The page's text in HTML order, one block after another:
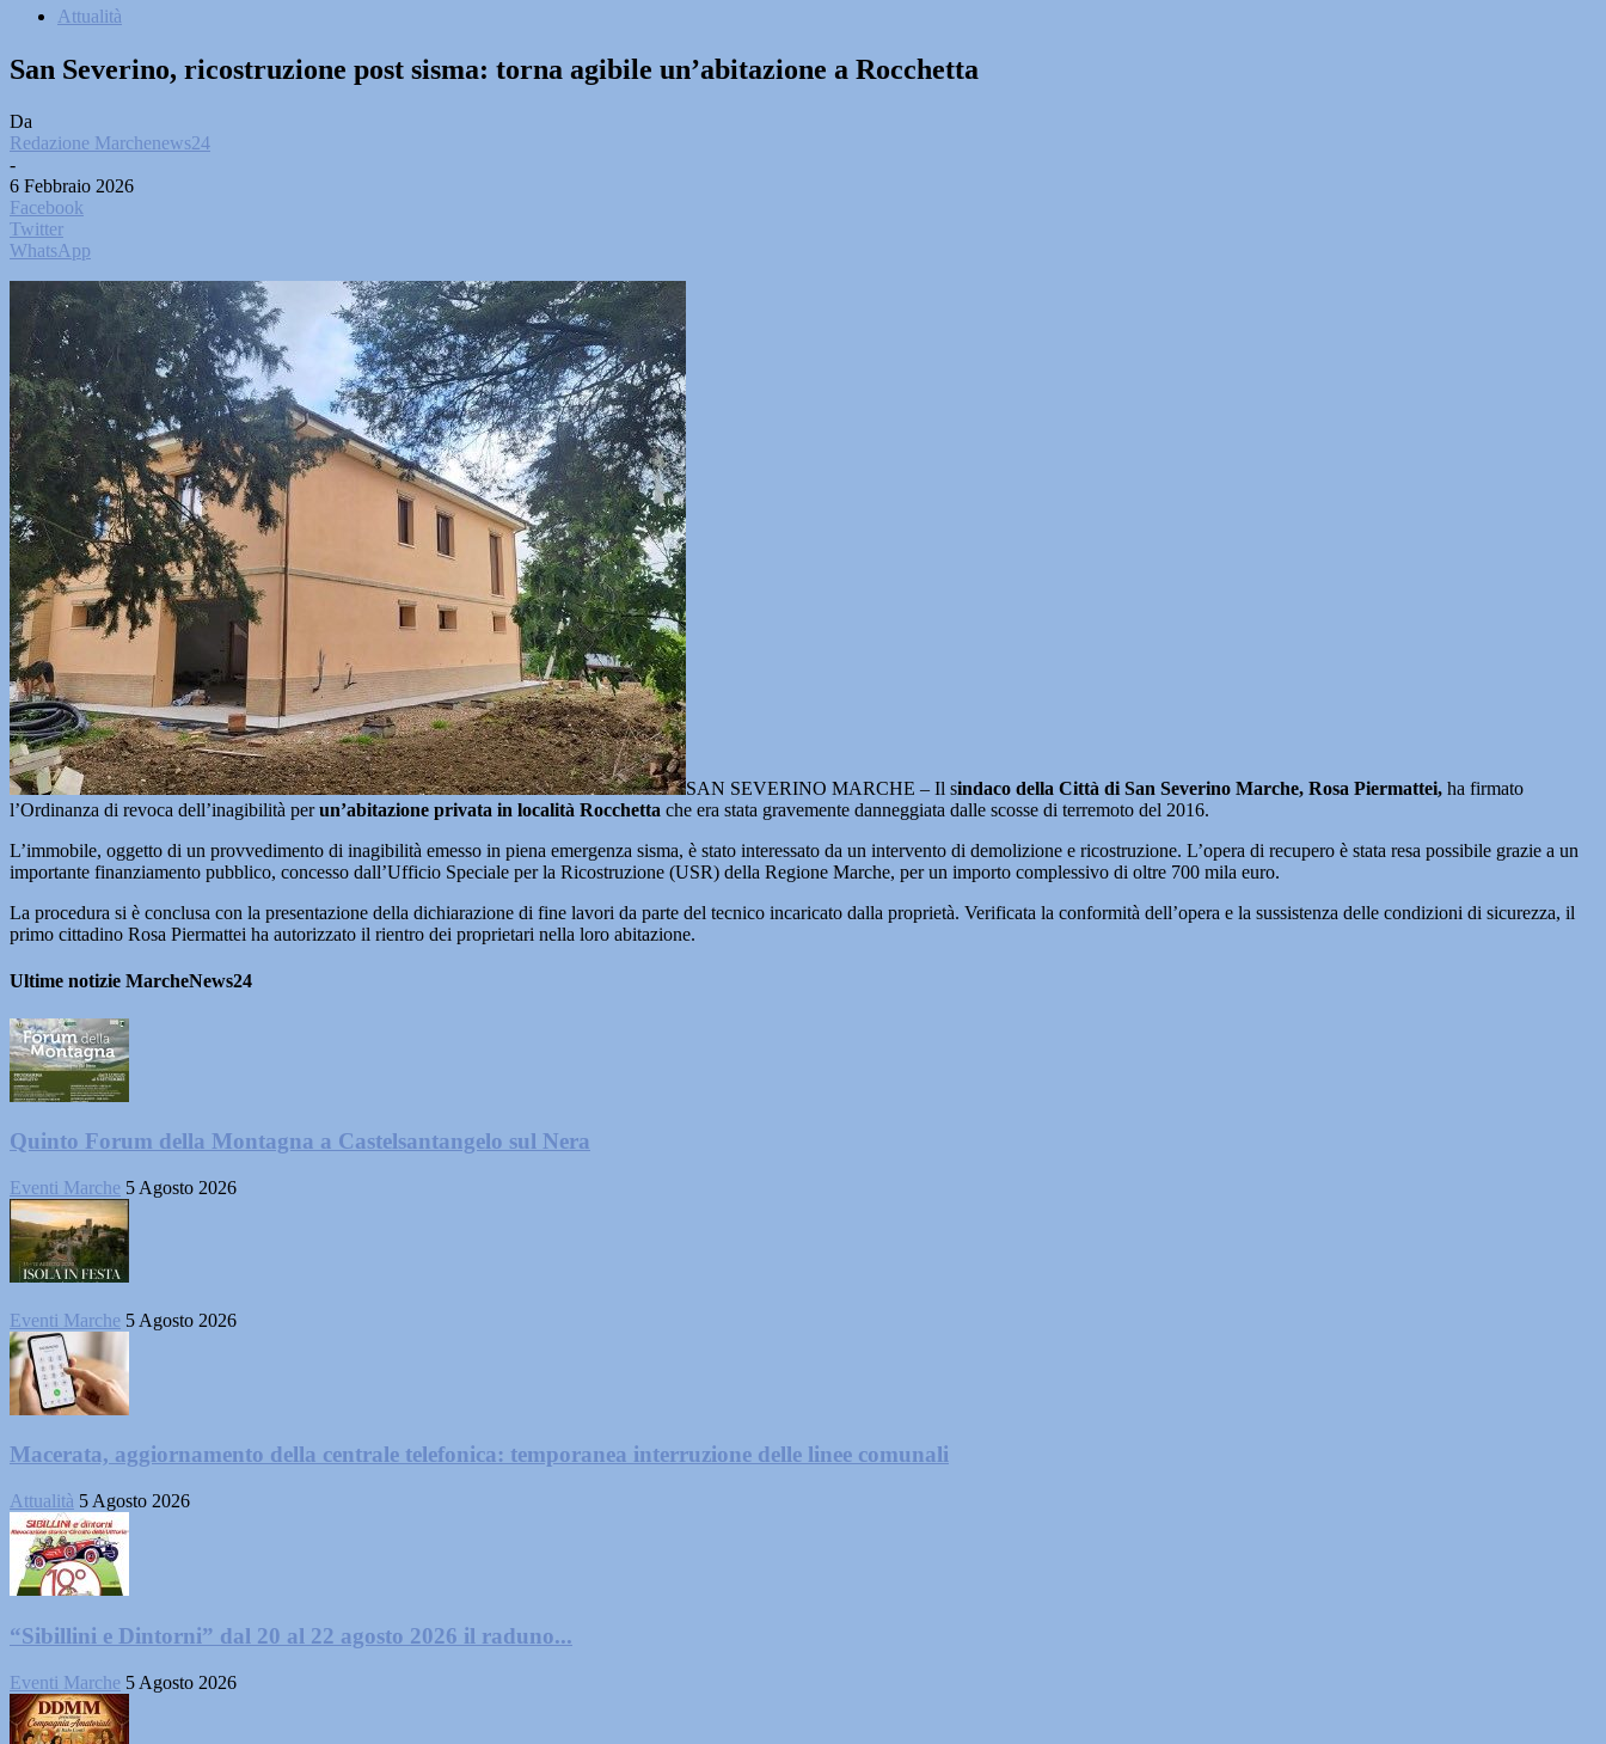
Attualità
San Severino, ricostruzione post sisma: torna agibile un’abitazione a Rocchetta
Da
Redazione Marchenews24
-
6 Febbraio 2026
Facebook
Twitter
WhatsApp
SAN SEVERINO MARCHE – Il sindaco della Città di San Severino Marche, Rosa Piermattei, ha firmato
l’Ordinanza di revoca dell’inagibilità perun’abitazione privata in località Rocchetta che era stata gravemente danneggiata dalle scosse di terremoto del 2016.
L’immobile, oggetto di un provvedimento di inagibilità emesso in piena emergenza sisma, è stato interessato da un intervento di demolizione e ricostruzione. L’opera di recupero è stata resa possibile grazie a un
importante finanziamento pubblico, concesso dall’Ufficio Speciale per la Ricostruzione (USR) della Regione Marche, per un importo complessivo di oltre 700 mila euro.
La procedura si è conclusa con la presentazione della dichiarazione di fine lavori da parte del tecnico incaricato dalla proprietà. Verificata la conformità dell’opera e la sussistenza delle condizioni di sicurezza, il
primo cittadino Rosa Piermattei ha autorizzato il rientro dei proprietari nella loro abitazione.
Ultime notizie MarcheNews24
Quinto Forum della Montagna a Castelsantangelo sul Nera
Eventi Marche 5 Agosto 2026
Eventi Marche 5 Agosto 2026
Macerata, aggiornamento della centrale telefonica: temporanea interruzione delle linee comunali
Attualità 5 Agosto 2026
“Sibillini e Dintorni” dal 20 al 22 agosto 2026 il raduno...
Eventi Marche 5 Agosto 2026